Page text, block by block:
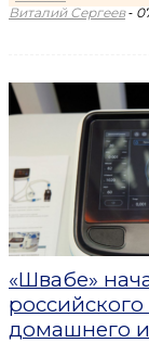
Виталий Сергеев -
«Швабе»
домашнего